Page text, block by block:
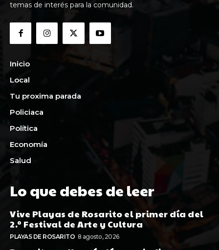
temas de interés para la comunidad.
Inicio
Local
Tu proxima parada
Policiaca
Política
Economía
Salud
Lo que debes de leer
Vive Playas de Rosarito el primer día del
2.º Festival de Arte y Cultura
PLAYAS DE ROSARITO 8 agosto, 2026